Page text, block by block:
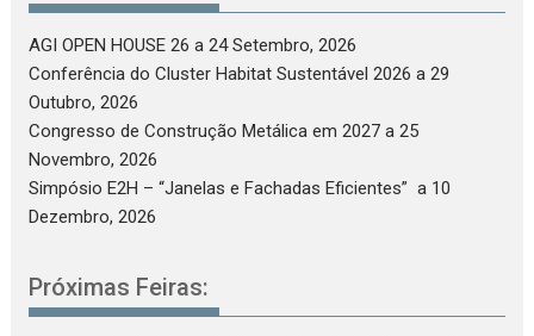
AGI OPEN HOUSE 26 a 24 Setembro, 2026
Conferência do Cluster Habitat Sustentável 2026 a 29
Outubro, 2026
Congresso de Construção Metálica em 2027 a 25
Novembro, 2026
Simpósio E2H – “Janelas e Fachadas Eficientes” a 10
Dezembro, 2026
Próximas Feiras: